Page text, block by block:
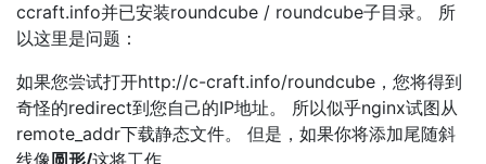
ccraft.info并已安装roundcube / roundcube子目录。 所
以这里是问题：
如果您尝试打开http://c-craft.info/roundcube，您将得到
奇怪的redirect到您自己的IP地址。 所以似乎nginx试图从
remote_addr下载静态文件。 但是，如果你将添加尾随斜
线像 圆形/这将工作。